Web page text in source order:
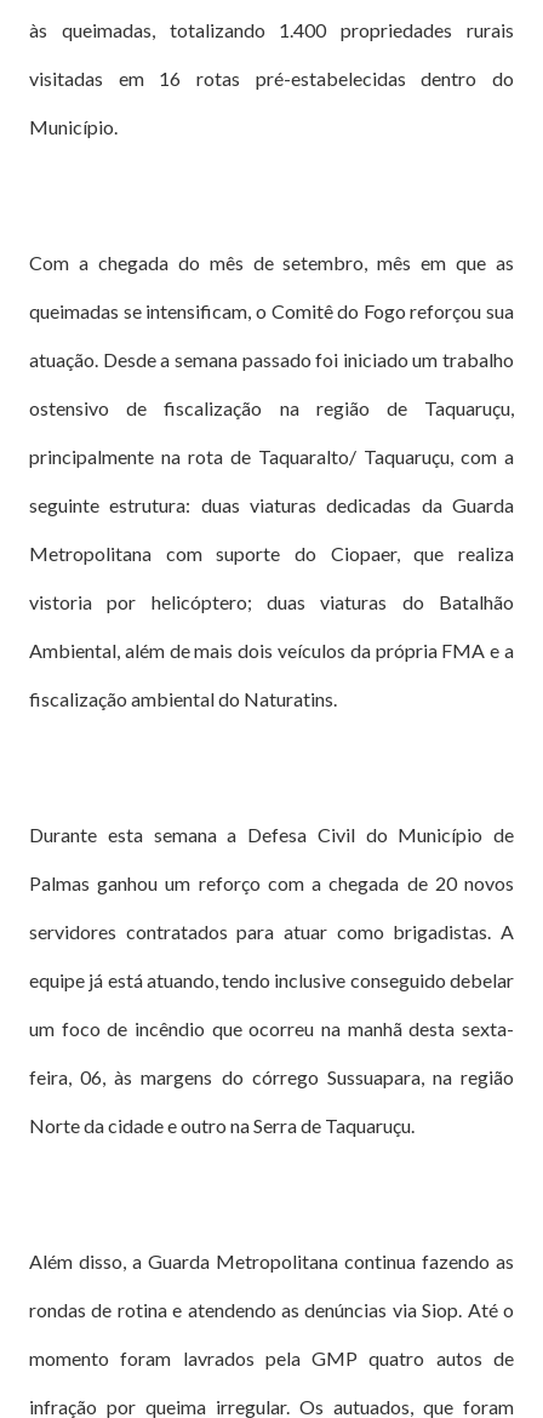
às queimadas, totalizando 1.400 propriedades rurais
visitadas em 16 rotas pré-estabelecidas dentro do
Município.
Com a chegada do mês de setembro, mês em que as
queimadas se intensificam, o Comitê do Fogo reforçou sua
atuação. Desde a semana passado foi iniciado um trabalho
ostensivo de fiscalização na região de Taquaruçu,
principalmente na rota de Taquaralto/ Taquaruçu, com a
seguinte estrutura: duas viaturas dedicadas da Guarda
Metropolitana com suporte do Ciopaer, que realiza
vistoria por helicóptero; duas viaturas do Batalhão
Ambiental, além de mais dois veículos da própria FMA e a
fiscalização ambiental do Naturatins.
Durante esta semana a Defesa Civil do Município de
Palmas ganhou um reforço com a chegada de 20 novos
servidores contratados para atuar como brigadistas. A
equipe já está atuando, tendo inclusive conseguido debelar
um foco de incêndio que ocorreu na manhã desta sexta-
feira, 06, às margens do córrego Sussuapara, na região
Norte da cidade e outro na Serra de Taquaruçu.
Além disso, a Guarda Metropolitana continua fazendo as
rondas de rotina e atendendo as denúncias via Siop. Até o
momento foram lavrados pela GMP quatro autos de
infração por queima irregular. Os autuados, que foram